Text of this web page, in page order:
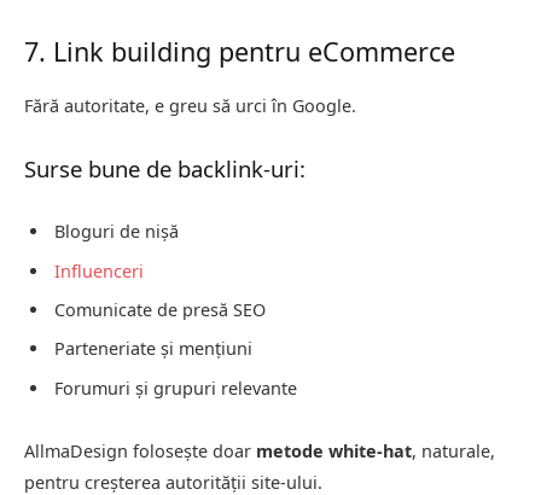
7. Link building pentru eCommerce
Fără autoritate, e greu să urci în Google.
Surse bune de backlink-uri:
Bloguri de nișă
Influenceri
Comunicate de presă SEO
Parteneriate și mențiuni
Forumuri și grupuri relevante
AllmaDesign folosește doar metode white-hat, naturale,
pentru creșterea autorității site-ului.